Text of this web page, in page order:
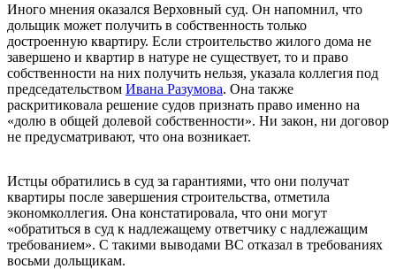
Иного мнения оказался Верховный суд. Он напомнил, что
дольщик может получить в собственность только
достроенную квартиру. Если строительство жилого дома не
завершено и квартир в натуре не существует, то и право
собственности на них получить нельзя, указала коллегия под
председательством Ивана Разумова. Она также
раскритиковала решение судов признать право именно на
«долю в общей долевой собственности». Ни закон, ни договор
не предусматривают, что она возникает.
Истцы обратились в суд за гарантиями, что они получат
квартиры после завершения строительства, отметила
экономколлегия. Она констатировала, что они могут
«обратиться в суд к надлежащему ответчику с надлежащим
требованием». С такими выводами ВС отказал в требованиях
восьми дольщикам.